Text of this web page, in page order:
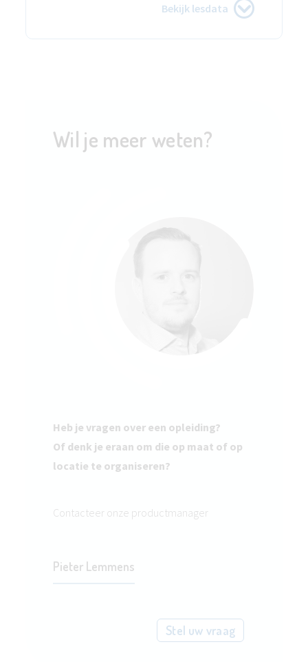
Bekijk lesdata
Wil je meer weten?
Heb je vragen over een opleiding?
Of denk je eraan om die op maat of op
locatie te organiseren?
Contacteer onze productmanager
Pieter Lemmens
Stel uw vraag